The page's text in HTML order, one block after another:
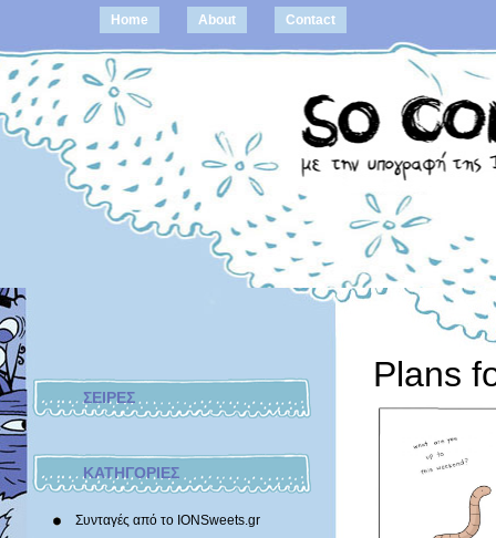
Home About Contact
ΣΕΙΡΕΣ
ΚΑΤΗΓΟΡΙΕΣ
Συνταγές από το IONSweets.gr
Plans